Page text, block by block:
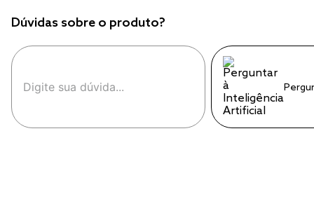
Dúvidas sobre o produto?